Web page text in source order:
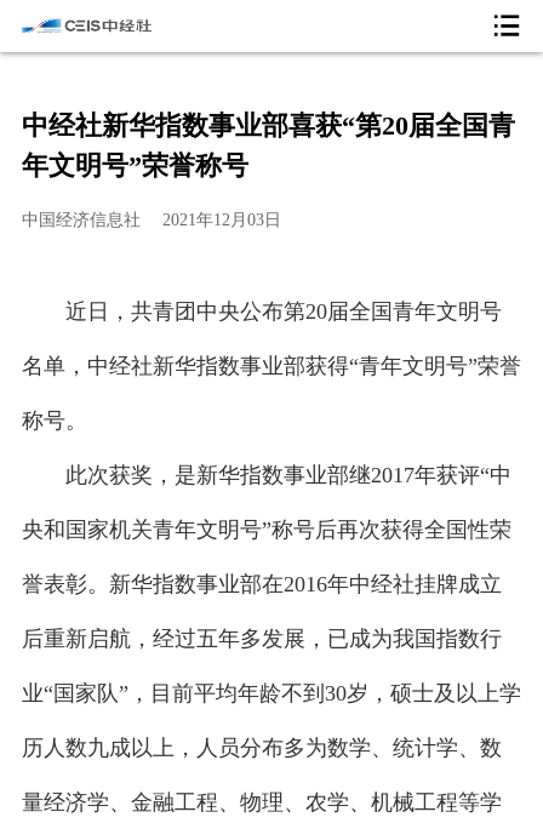
中经社新华指数事业部喜获“第20届全国青
年文明号”荣誉称号
中国经济信息社 2021年12月03日
近日，共青团中央公布第20届全国青年文明号
名单，中经社新华指数事业部获得“青年文明号”荣誉
称号。
此次获奖，是新华指数事业部继2017年获评“中
央和国家机关青年文明号”称号后再次获得全国性荣
誉表彰。新华指数事业部在2016年中经社挂牌成立
后重新启航，经过五年多发展，已成为我国指数行
业“国家队”，目前平均年龄不到30岁，硕士及以上学
历人数九成以上，人员分布多为数学、统计学、数
量经济学、金融工程、物理、农学、机械工程等学